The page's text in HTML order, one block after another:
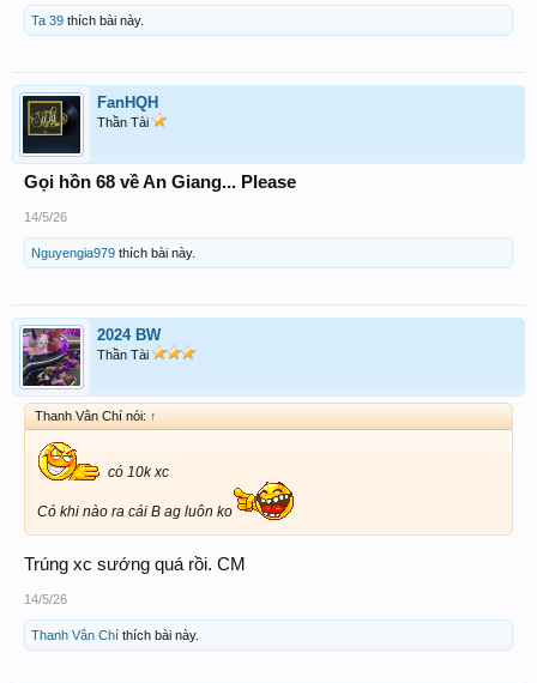
Ta 39 thích bài này.
FanHQH
Thần Tài
Gọi hồn 68 về An Giang... Please
14/5/26
Nguyengia979 thích bài này.
2024 BW
Thần Tài
Thanh Vân Chí nói: ↑
có 10k xc
Có khi nào ra cái B ag luôn ko
Trúng xc sướng quá rồi. CM
14/5/26
Thanh Vân Chí thích bài này.